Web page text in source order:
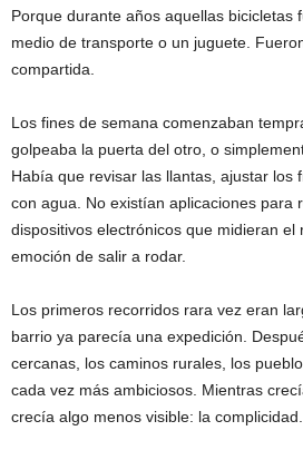
Porque durante años aquellas bicicletas
medio de transporte o un juguete.
compartida.
Los fines de semana comenzaban
golpeaba la puerta del otro, o
Había que revisar las llantas, ajustar los
con agua. No existían aplicaciones para
dispositivos electrónicos que midieran el
emoción de salir a rodar.
Los primeros recorridos rara vez eran
barrio ya parecía una expedición.
cercanas, los caminos rurales, los
cada vez más ambiciosos. Mientras
crecía algo menos visible: la complicidad.